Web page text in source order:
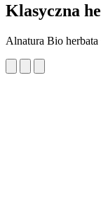
Klasyczna
Alnatura Bio